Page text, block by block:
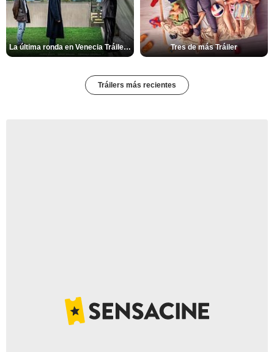
La última ronda en Venecia Tráiler VOSE Tres de más Tráiler
Tráilers más recientes